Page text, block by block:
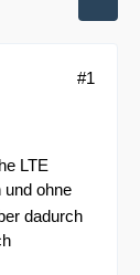
#1
LTE
und ohne
dadurch